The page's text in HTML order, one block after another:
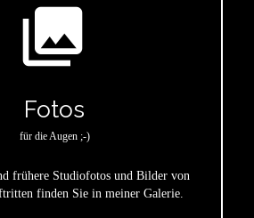
photo_library
Fotos
für die Augen ;-)
frühere Studiofotos und Bilder von
finden Sie in meiner Galerie.